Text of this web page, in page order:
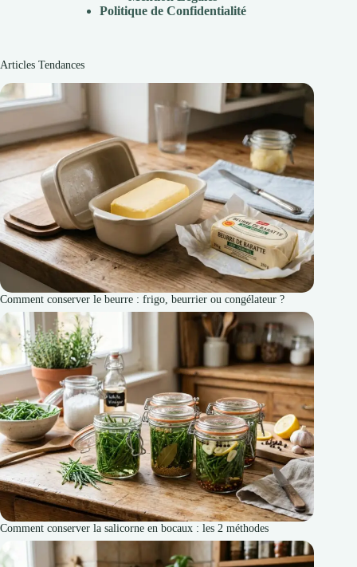
Politique de Confidentialité
Articles Tendances
Comment conserver le beurre : frigo, beurrier ou congélateur ?
Comment conserver la salicorne en bocaux : les 2 méthodes